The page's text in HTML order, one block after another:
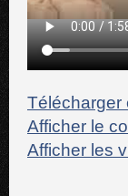
Télécharger
Afficher le
Afficher les